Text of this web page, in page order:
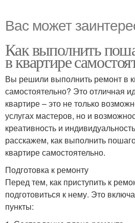
Вас может
Как выполнить
в квартире
Вы решили выполнить ремонт в
самостоятельно? Это отличная
квартире – это не только
услугах мастеров, но и
креативность и
расскажем, как выполнить
квартире самостоятельно.
Подготовка к ремонту
Перед тем, как приступить к
подготовиться к нему. Это
пункты: